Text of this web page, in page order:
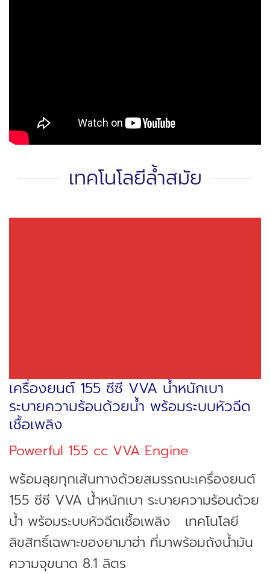
เทคโนโลยีล้ำสมัย
เครื่องยนต์ 155 ซีซี VVA น้ำหนักเบา
ระบายความร้อนด้วยน้ำ พร้อมระบบหัวฉีด
เชื้อเพลิง
Powerful 155 cc VVA Engine
พร้อมลุยทุกเส้นทางด้วยสมรรถนะเครื่องยนต์
155 ซีซี VVA น้ำหนักเบา ระบายความร้อนด้วย
น้ำ พร้อมระบบหัวฉีดเชื้อเพลิง เทคโนโลยี
ลิขสิทธิ์เฉพาะของยามาฮ่า ที่มาพร้อมถังน้ำมัน
ความจุขนาด 8.1 ลิตร